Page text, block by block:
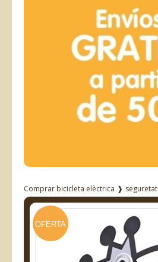
Comprar bicicleta elèctrica ❱ seguretat
OFERTA